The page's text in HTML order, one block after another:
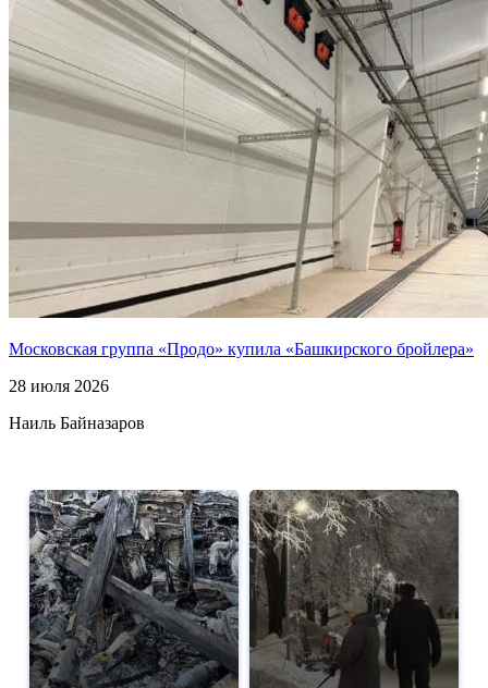
Московская группа «Продо» купила «Башкирского бройлера»
28 июля 2026
Наиль Байназаров